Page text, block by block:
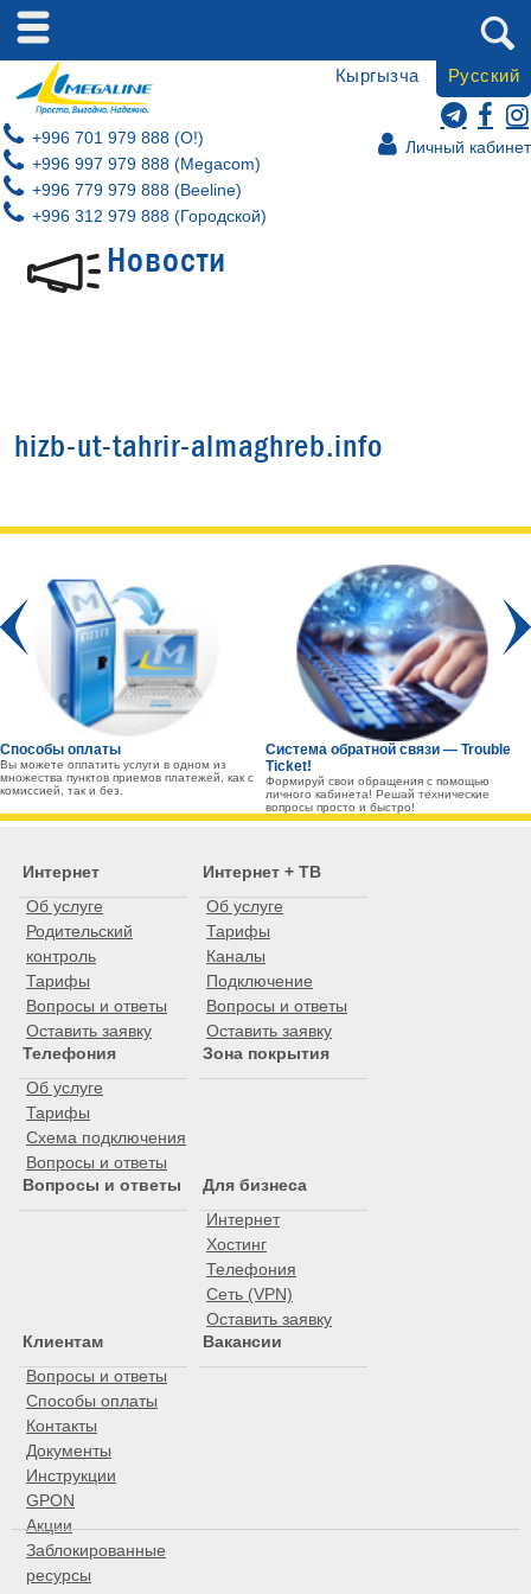
Личный кабинет
+996 701 979 888 (O!)
+996 997 979 888 (Megacom)
+996 779 979 888 (Beeline)
+996 312 979 888 (Городской)
Кыргызча Русский
Новости
hizb-ut-tahrir-almaghreb.info
Способы оплаты
Вы можете оплатить услуги в одном из
множества пунктов приемов платежей, как с
комиссией, так и без.
Система обратной связи — Trouble
Ticket!
Формируй свои обращения с помощью
личного кабинета! Решай технические
вопросы просто и быстро!
Интернет
Об услуге
Родительский
контроль
Тарифы
Вопросы и ответы
Оставить заявку
Интернет + ТВ
Об услуге
Тарифы
Каналы
Подключение
Вопросы и ответы
Оставить заявку
Телефония
Об услуге
Тарифы
Схема подключения
Вопросы и ответы
Зона покрытия
Вопросы и ответы
Для бизнеса
Интернет
Хостинг
Телефония
Сеть (VPN)
Оставить заявку
Клиентам
Вопросы и ответы
Способы оплаты
Контакты
Документы
Инструкции
GPON
Акции
Заблокированные
ресурсы
Вакансии